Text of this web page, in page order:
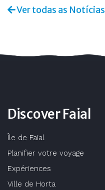
Ver todas as Notícias
Discover Faial
Île de Faial
Planifier votre voyage
Expériences
Ville de Horta